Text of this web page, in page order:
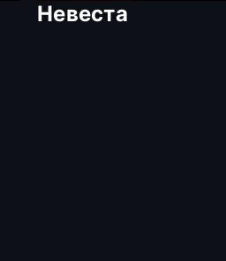
Невеста